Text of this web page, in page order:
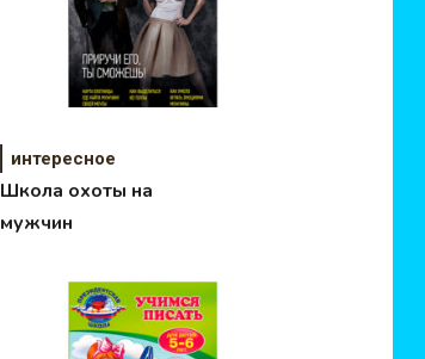
интересное
Школа охоты на
мужчин